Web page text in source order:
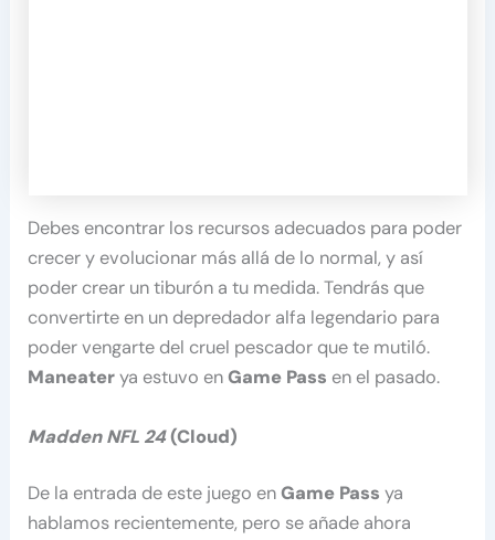
Debes encontrar los recursos adecuados para poder
crecer y evolucionar más allá de lo normal, y así
poder crear un tiburón a tu medida. Tendrás que
convertirte en un depredador alfa legendario para
poder vengarte del cruel pescador que te mutiló.
Maneaterya estuvo enGame Pass en el pasado.
Madden NFL 24(Cloud)
De la entrada de este juego enGame Pass ya
hablamos recientemente, pero se añade ahora